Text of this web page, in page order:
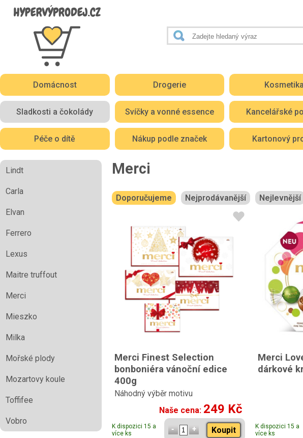
Domácnost Drogerie Kosmetika
Sladkosti a čokolády Svíčky a vonné essence Kancelářské
Péče o dítě Nákup podle značek Kartonový
Lindt
Carla
Elvan
Ferrero
Lexus
Maitre truffout
Merci
Mieszko
Milka
Mořské plody
Mozartovy koule
Toffifee
Vobro
Merci
Doporučujeme Nejprodávanější Nejlevnější
Merci Finest Selection
bonboniéra vánoční edice
400g
Náhodný výběr motivu
Naše cena: 249 Kč
K dispozici 15 a
více ks
Koupit
Merci
dárkové
K dispozici 15 a
více ks